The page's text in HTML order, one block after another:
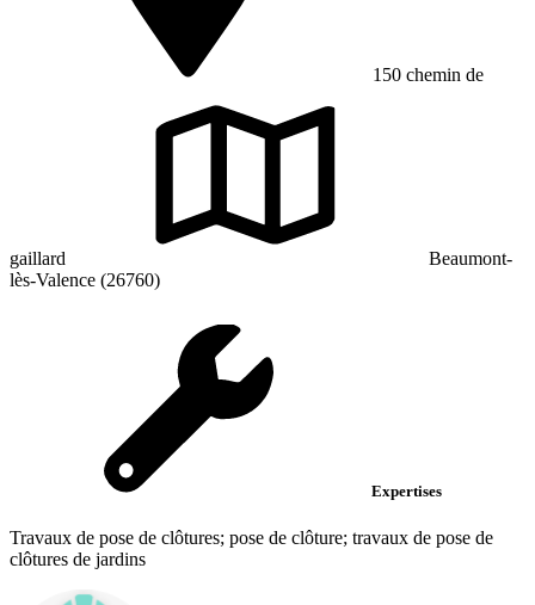
150 chemin de
gaillard
Beaumont-
lès-Valence (26760)
Expertises
Travaux de pose de clôtures; pose de clôture; travaux de pose de
clôtures de jardins